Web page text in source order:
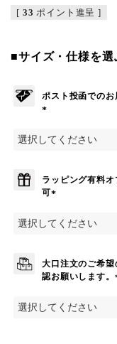
[ 33 ポイント進呈 ]
■サイズ・仕様を選
ポスト投函でのお
必
ラッピング有料
可
必
大口注文のご希
認お願いします。